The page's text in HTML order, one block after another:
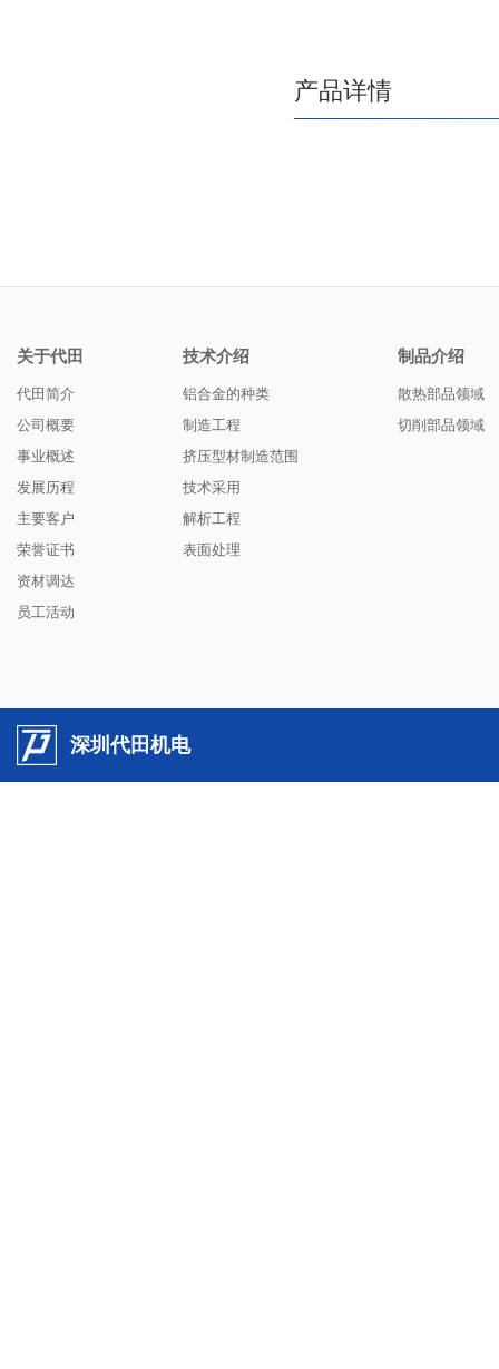
产品详情
关于代田
代田简介
公司概要
事业概述
发展历程
主要客户
荣誉证书
资材调达
员工活动
技术介绍
铝合金的种类
制造工程
挤压型材制造范围
技术采用
解析工程
表面处理
制品介绍
散热部品领域
切削部品领域
深圳代田机电